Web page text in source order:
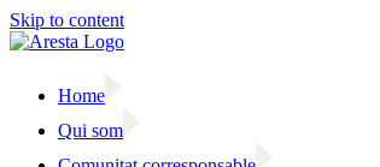
Skip to content
Home
Qui som